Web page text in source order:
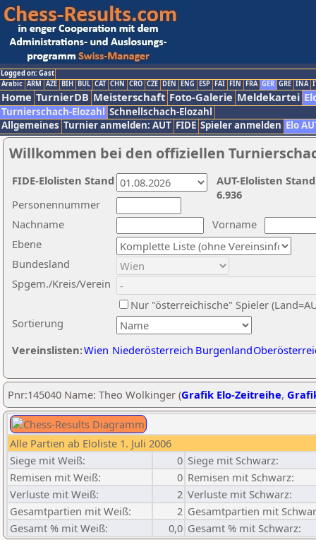
Logged on: Gast
Arabic ARM AZE BIH BUL CAT CHN CRO CZE DEN ENG ESP FAI FIN FRA GER GRE INA
Home TurnierDB Meisterschaft Foto-Galerie Meldekartei
Turnierschach-Elozahl Schnellschach-Elozahl
Allgemeines Turnier anmelden: AUT FIDE Spieler anmelden Elo
Willkommen bei den offiziellen
Nachname
Vorname
Ebene
Sortierung
Personennummer
Bundesland
Spgem./Kreis/Verein
Nur "österreichische" Spieler
Vereinslisten:Wien Niederösterreich Burgenland
AUT-Elolisten
6.936
FIDE-Elolisten Stand
Pnr:145040 Name: Theo Wolkinger (Grafik Elo-Zeitreihe,
Alle Partien ab Eloliste 1. Juli 2006
Siege mit Weiß:
0 Siege mit Schwarz:
Remisen mit Weiß:
0 Remisen mit Schwarz:
Verluste mit Weiß:
2 Verluste mit Schwarz:
Gesamtpartien mit Weiß:
2 Gesamtpartien mit
Gesamt % mit Weiß:
0,0 Gesamt % mit Schwarz: